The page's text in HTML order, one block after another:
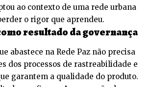
ao contexto de uma rede urbana
o rigor que aprendeu.
resultado da governança
abastece na Rede Paz não precisa
dos processos de rastreabilidade e
garantem a qualidade do produto.